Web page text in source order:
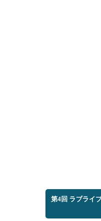
第4回 ラブライ